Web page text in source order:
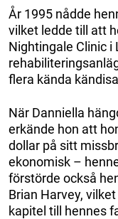
År 1995 nådde
vilket ledde till att
Nightingale Clinic i
flera kända
När Danniella
erkände hon att
dollar på sitt
ekonomisk –
förstörde också
Brian Harvey,
kapitel till hennes